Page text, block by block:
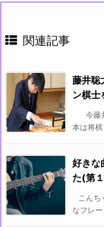
関連記事
藤井聡
ン棋士
今藤
本は将
好きな
た(第
こん
なフレ